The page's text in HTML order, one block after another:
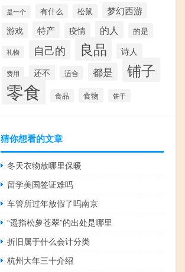
是一个 有什么 松鼠 梦幻西游
游戏 特产 疫情 的人 的是
礼物 自己的 良品 诗人
费用 还不 适合 都是 铺子
零食 食品 食物 饼干
猜你想看的文章
冬天衣物放哪里保暖
留学美国签证难吗
车管所过年放假了吗南京
“遥指松萝苍翠”的出处是哪里
折旧属于什么会计分类
杭州大年三十介绍